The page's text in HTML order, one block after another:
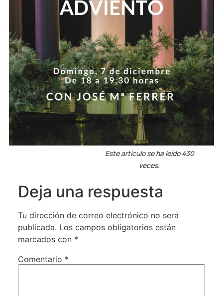
Este artículo se ha leído 430
veces.
Deja una respuesta
Tu dirección de correo electrónico no será
publicada. Los campos obligatorios están
marcados con *
Comentario *